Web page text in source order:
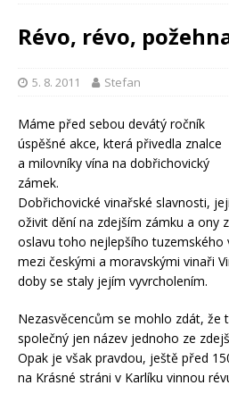
Révo, révo,
5. 8. 2011 Stefan
Máme před sebou devátý ročník
úspěšné akce, která přivedla znalce
a milovníky vína na dobřichovický
zámek.
Dobřichovické vinařské slavnosti,
oživit dění na zdejším zámku a ony
oslavu toho nejlepšího tuzemského
mezi českými a moravskými vinaři
doby se staly jejím vyvrcholením.
Nezasvěcencům se mohlo zdát,
společný jen název jednoho ze
Opak je však pravdou, ještě před
na Krásné stráni v Karlíku vinnou